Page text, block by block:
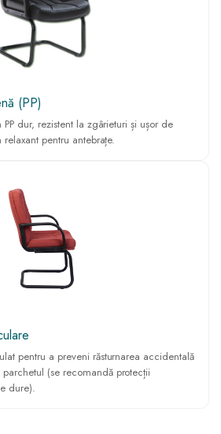
(PP)
dur, rezistent la zgârieturi și ușor de
pentru antebrațe.
pentru a preveni răsturnarea accidentală
(se recomandă protecții
dure).